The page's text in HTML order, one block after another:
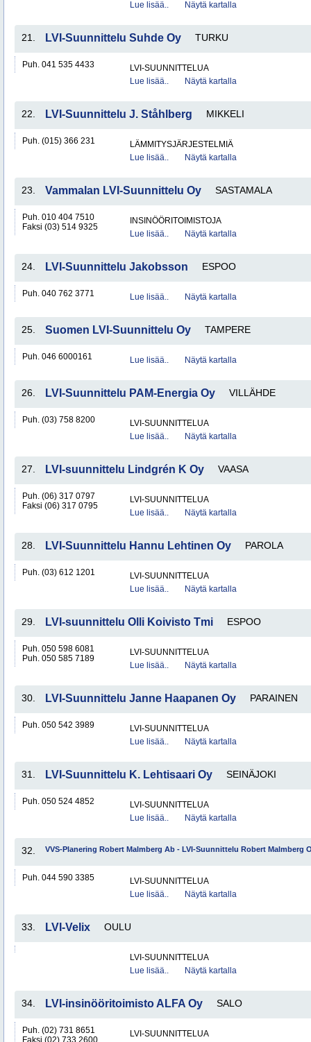
Lue lisää.. Näytä kartalla
21. LVI-Suunnittelu Suhde Oy TURKU
Puh. 041 535 4433
LVI-SUUNNITTELUA
Lue lisää..
Näytä kartalla
22. LVI-Suunnittelu J. Ståhlberg MIKKELI
Puh. (015) 366 231
LÄMMITYSJÄRJESTELMIÄ
Lue lisää..
Näytä kartalla
23. Vammalan LVI-Suunnittelu Oy SASTAMALA
Puh. 010 404 7510
Faksi (03) 514 9325
INSINÖÖRITOIMISTOJA
Lue lisää..
Näytä kartalla
24. LVI-Suunnittelu Jakobsson ESPOO
Puh. 040 762 3771 Lue lisää.. Näytä kartalla
25. Suomen LVI-Suunnittelu Oy TAMPERE
Puh. 046 6000161 Lue lisää.. Näytä kartalla
26. LVI-Suunnittelu PAM-Energia Oy VILLÄHDE
Puh. (03) 758 8200
LVI-SUUNNITTELUA
Lue lisää..
Näytä kartalla
27. LVI-suunnittelu Lindgrén K Oy VAASA
Puh. (06) 317 0797
Faksi (06) 317 0795
LVI-SUUNNITTELUA
Lue lisää..
Näytä kartalla
28. LVI-Suunnittelu Hannu Lehtinen Oy PAROLA
Puh. (03) 612 1201
LVI-SUUNNITTELUA
Lue lisää..
Näytä kartalla
29. LVI-suunnittelu Olli Koivisto Tmi ESPOO
Puh. 050 598 6081
Puh. 050 585 7189
LVI-SUUNNITTELUA
Lue lisää..
Näytä kartalla
30. LVI-Suunnittelu Janne Haapanen Oy PARAINEN
Puh. 050 542 3989
LVI-SUUNNITTELUA
Lue lisää..
Näytä kartalla
31. LVI-Suunnittelu K. Lehtisaari Oy SEINÄJOKI
Puh. 050 524 4852
LVI-SUUNNITTELUA
Lue lisää..
Näytä kartalla
32. VVS-Planering Robert Malmberg Ab - LVI-Suunnittelu Robert Malmberg
Puh. 044 590 3385
LVI-SUUNNITTELUA
Lue lisää..
Näytä kartalla
33. LVI-Velix OULU
LVI-SUUNNITTELUA
Lue lisää..
Näytä kartalla
34. LVI-insinööritoimisto ALFA Oy SALO
Puh. (02) 731 8651
Faksi (02) 733 2600
LVI-SUUNNITTELUA